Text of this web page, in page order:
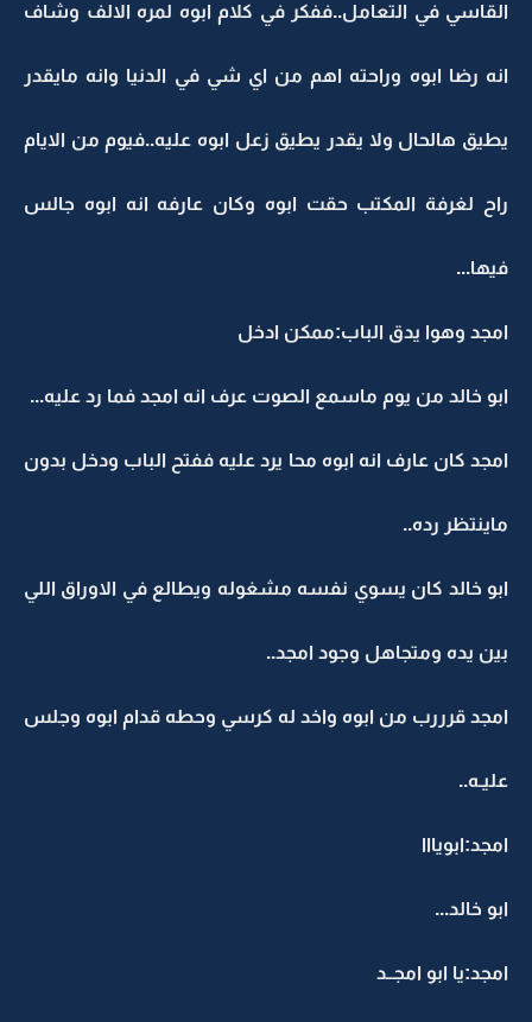
القاسي في التعامل..ففكر في كلام ابوه لمره الالف وشاف
انه رضا ابوه وراحته اهم من اي شي في الدنيا وانه مايقدر
يطيق هالحال ولا يقدر يطيق زعل ابوه عليه..فيوم من الايام
راح لغرفة المكتب حقت ابوه وكان عارفه انه ابوه جالس
فيها...
امجد وهوا يدق الباب:ممكن ادخل
ابو خالد من يوم ماسمع الصوت عرف انه امجد فما رد عليه...
امجد كان عارف انه ابوه محا يرد عليه ففتح الباب ودخل بدون
ماينتظر رده..
ابو خالد كان يسوي نفسه مشغوله ويطالع في الاوراق اللي
بين يده ومتجاهل وجود امجد..
امجد قرررب من ابوه واخد له كرسي وحطه قدام ابوه وجلس
عليـه..
امجد:ابويااا
ابو خالد...
امجد:يا ابو امجــد